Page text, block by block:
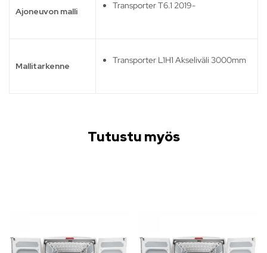
Ajoneuvon malli
Transporter T6.1 2019-
Mallitarkenne
Transporter L1H1 Akseliväli 3000mm
Tutustu myös